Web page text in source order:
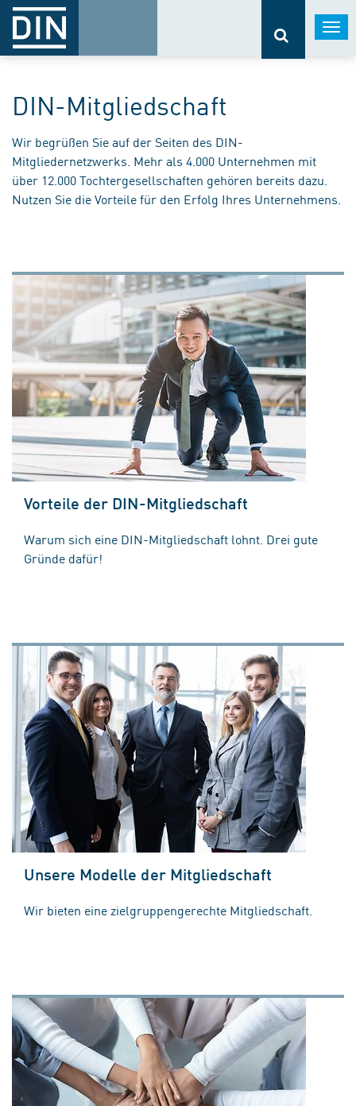
DIN-Mitgliedschaft
Wir begrüßen Sie auf der Seiten des DIN-
Mitgliedernetzwerks. Mehr als 4.000 Unternehmen mit
über 12.000 Tochtergesellschaften gehören bereits dazu.
Nutzen Sie die Vorteile für den Erfolg Ihres Unternehmens.
Vorteile der DIN-Mitgliedschaft
Warum sich eine DIN-Mitgliedschaft lohnt. Drei gute
Gründe dafür!
Unsere Modelle der Mitgliedschaft
Wir bieten eine zielgruppengerechte Mitgliedschaft.